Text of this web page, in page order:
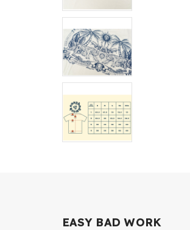
EASY BAD WORK